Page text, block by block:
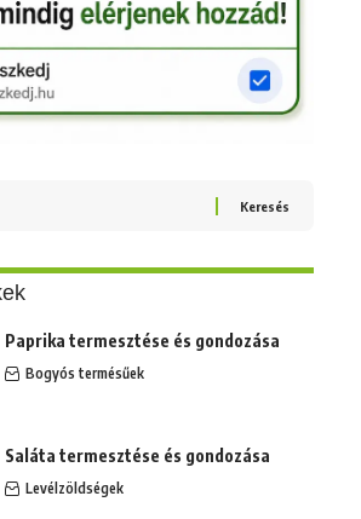
Paprika termesztése és gondozása
Bogyós termésűek
Saláta termesztése és gondozása
Levélzöldségek